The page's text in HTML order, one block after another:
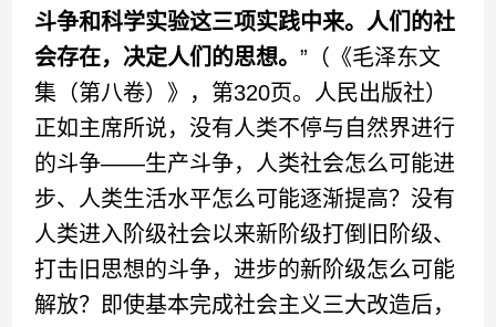
斗争和科学实验这三项实践中来。人们的社
会存在，决定人们的思想。”（《毛泽东文
集（第八卷）》，第320页。人民出版社）
正如主席所说，没有人类不停与自然界进行
的斗争——生产斗争，人类社会怎么可能进
步、人类生活水平怎么可能逐渐提高？没有
人类进入阶级社会以来新阶级打倒旧阶级、
打击旧思想的斗争，进步的新阶级怎么可能
解放？即使基本完成社会主义三大改造后，